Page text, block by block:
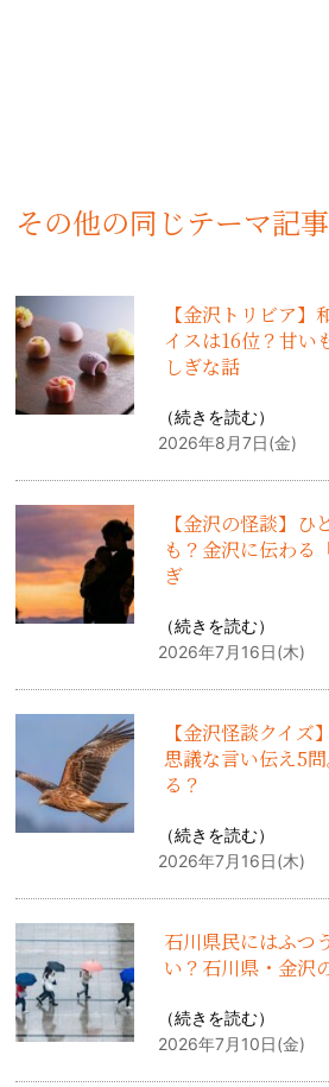
その他の同じテーマ記事
【金沢トリビア】
イスは16位？甘い
しぎな話
（続きを読む）
2026年8月7日(金)
【金沢の怪談】ひ
も？金沢に伝わる
ぎ
（続きを読む）
2026年7月16日(木)
【金沢怪談クイ
思議な言い伝え5
る？
（続きを読む）
2026年7月16日(木)
石川県民にはふつ
い？石川県・金沢
（続きを読む）
2026年7月10日(金)